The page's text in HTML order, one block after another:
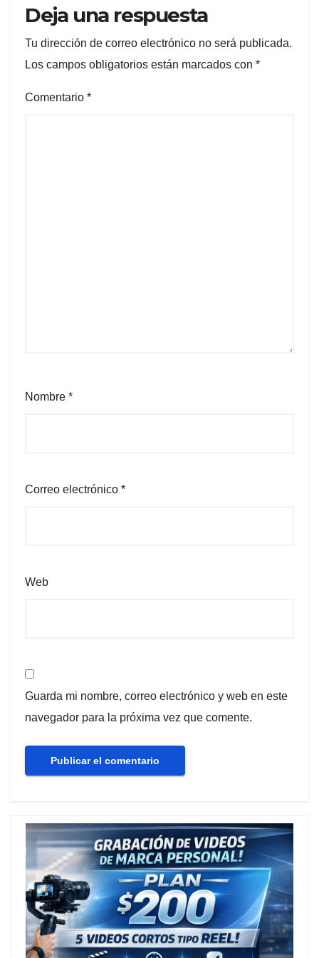
Deja una respuesta
Tu dirección de correo electrónico no será publicada.
Los campos obligatorios están marcados con *
Comentario *
Nombre *
Correo electrónico *
Web
Guarda mi nombre, correo electrónico y web en este
navegador para la próxima vez que comente.